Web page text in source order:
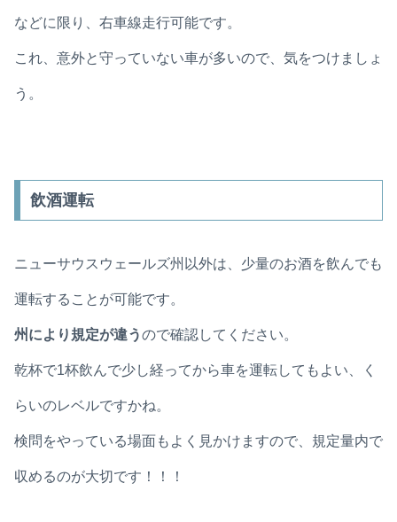
などに限り、右車線走行可能です。
これ、意外と守っていない車が多いので、気をつけましょ
う。
飲酒運転
ニューサウスウェールズ州以外は、少量のお酒を飲んでも
運転することが可能です。
州により規定が違うので確認してください。
乾杯で1杯飲んで少し経ってから車を運転してもよい、く
らいのレベルですかね。
検問をやっている場面もよく見かけますので、規定量内で
収めるのが大切です！！！